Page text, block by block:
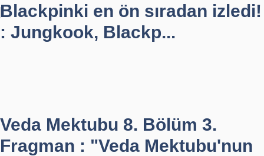
Blackpinki en ön sıradan izledi!
: Jungkook, Blackp...
Veda Mektubu 8. Bölüm 3.
Fragman : "Veda Mektubu'nun